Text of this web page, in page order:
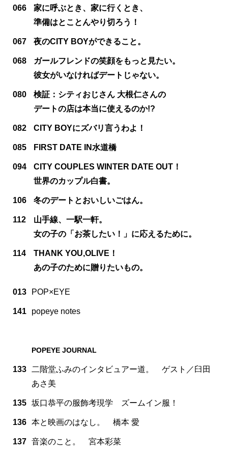
066
家に呼ぶとき、家に行くとき、
準備はとことんやり切ろう！
067 夜のCITY BOYができること。
068
ガールフレンドの笑顔をもっと見たい。
彼女がいなければデートじゃない。
080
検証：シティおじさん 大根仁さんの
デートの店は本当に使えるのか!?
082 CITY BOYにズバリ言うわよ！
085 FIRST DATE IN水道橋
094
CITY COUPLES WINTER DATE OUT！
世界のカップル白書。
106 冬のデートとおいしいごはん。
112
山手線、一駅一軒。
女の子の「お茶したい！」に応えるために。
114
THANK YOU,OLIVE！
あの子のために贈りたいもの。
013 POP×EYE
141 popeye notes
POPEYE JOURNAL
133
二階堂ふみのインタビュアー道。 ゲスト／臼田
あさ美
135 坂口恭平の服飾考現学 ズームイン服！
136 本と映画のはなし。 橋本 愛
137 音楽のこと。 宮本彩菜